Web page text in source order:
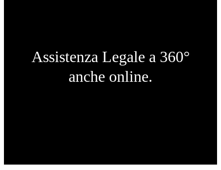
Assistenza Legale a 360°
anche online.